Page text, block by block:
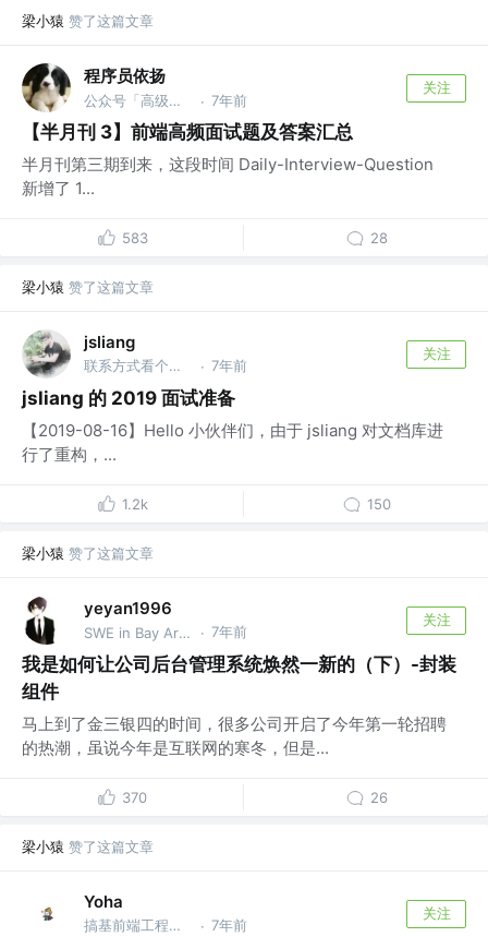
梁小猿 赞了这篇文章
程序员依扬
公众号「高级前端进阶」 @蚂蚁 · 7年前
关注
【半月刊 3】前端高频面试题及答案汇总
半月刊第三期到来，这段时间 Daily-Interview-Question
新增了 1...
583 28
梁小猿 赞了这篇文章
jsliang
联系方式看个人主页 @金山办公软件 · 7年前
关注
jsliang 的 2019 面试准备
【2019-08-16】Hello 小伙伴们，由于 jsliang 对文档库进
行了重构，...
1.2k 150
梁小猿 赞了这篇文章
yeyan1996
SWE in Bay Area @TikTok · 7年前
关注
我是如何让公司后台管理系统焕然一新的（下）-封装
组件
马上到了金三银四的时间，很多公司开启了今年第一轮招聘
的热潮，虽说今年是互联网的寒冬，但是...
370 26
梁小猿 赞了这篇文章
Yoha
搞基前端工程师 @蚂蚁金服 · 7年前
关注